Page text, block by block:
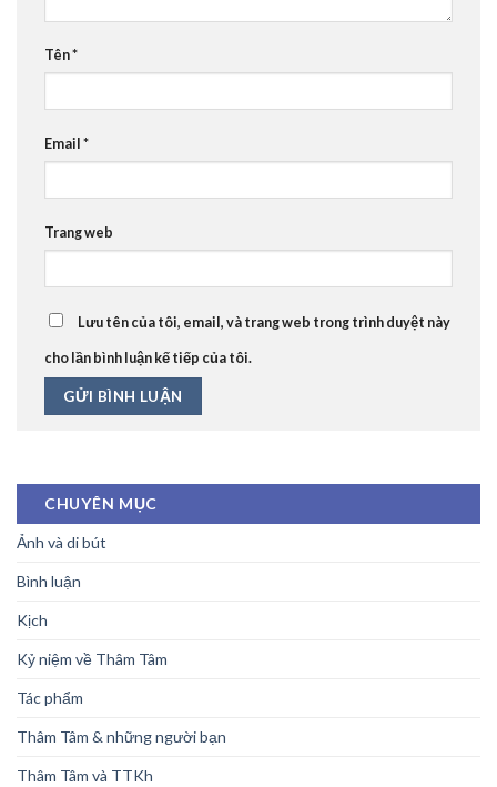
Tên*
Email *
Trang web
Lưu tên của tôi, email, và trang web trong trình duyệt này
cho lần bình luận kế tiếp của tôi.
CHUYÊN MỤC
Ảnh và di bút
Bình luận
Kịch
Kỷ niệm về Thâm Tâm
Tác phẩm
Thâm Tâm & những người bạn
Thâm Tâm và TTKh